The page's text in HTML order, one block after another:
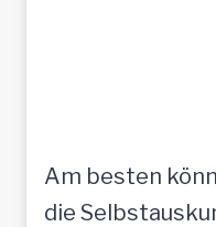
Am besten
die